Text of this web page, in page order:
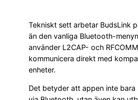
Tekniskt sett arbetar BudsLink
än den vanliga Bluetooth-
använder L2CAP- och
kommunicera direkt med
enheter.
Det betyder att appen inte bara